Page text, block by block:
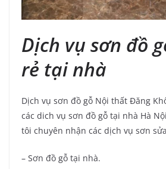
Dịch vụ sơn đồ
rẻ tại nhà
Dịch vụ sơn đồ gỗ Nội thất Đăng
các dich vụ sơn đồ gỗ tại nhà Hà
tôi chuyên nhận các dịch vụ sơn
– Sơn đồ gỗ tại nhà.